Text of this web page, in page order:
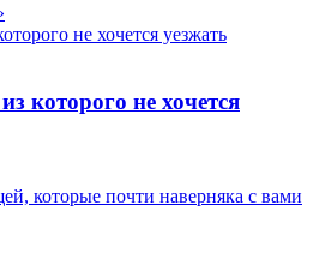
которого не хочется